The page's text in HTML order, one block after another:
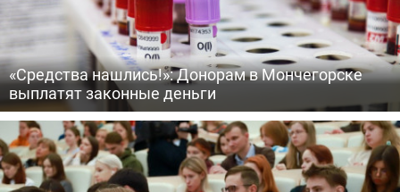
«Средства нашлись!»: Донорам в Мончегорске
выплатят законные деньги